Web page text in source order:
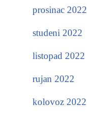
prosinac 2022
studeni 2022
listopad 2022
rujan 2022
kolovoz 2022